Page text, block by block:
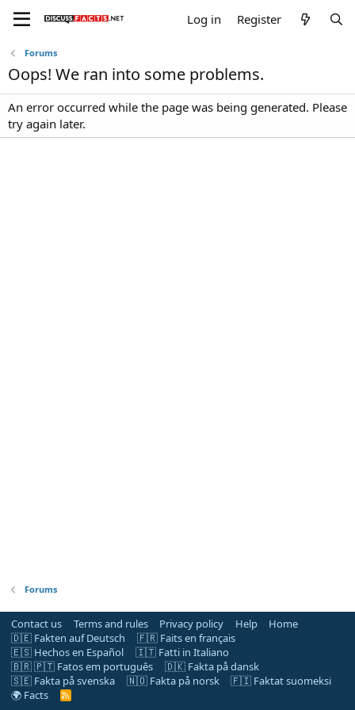
Log in Register
Forums
Oops! We ran into some problems.
An error occurred while the page was being generated. Please
try again later.
Forums
Contact us Terms and rules Privacy policy Help
Home
🇩🇪 Fakten auf Deutsch
🇫🇷 Faits en français
🇪🇸 Hechos en Español
🇮🇹 Fatti in Italiano
🇧🇷 🇵🇹 Fatos em português
🇩🇰 Fakta på dansk
🇸🇪 Fakta på svenska
🇳🇴 Fakta på norsk
🇫🇮 Faktat suomeksi
🌍 Facts
R